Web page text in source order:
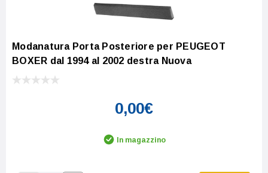
Modanatura Porta Posteriore per PEUGEOT
BOXER dal 1994 al 2002 destra Nuova
0,00€
In magazzino